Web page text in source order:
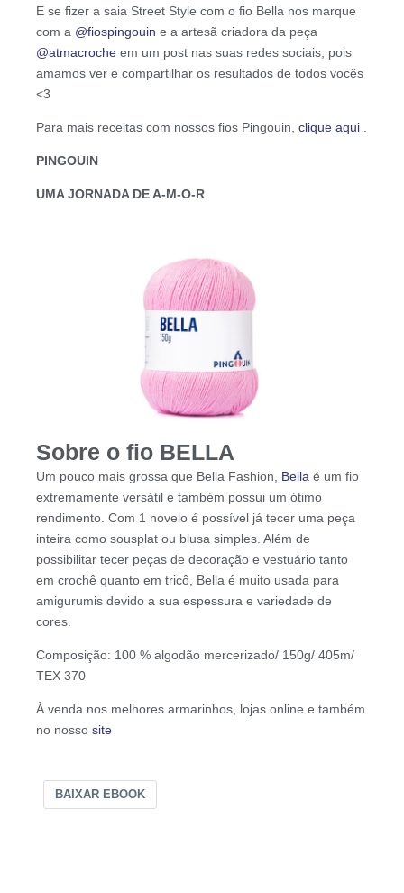
E se fizer a saia Street Style com o fio Bella nos marque
com a @fiospingouin e a artesã criadora da peça
@atmacroche em um post nas suas redes sociais, pois
amamos ver e compartilhar os resultados de todos vocês
<3
Para mais receitas com nossos fios Pingouin, clique aqui
PINGOUIN
UMA JORNADA DE A-M-O-R
Sobre o fio BELLA
Um pouco mais grossa que Bella Fashion, Bella é um fio
extremamente versátil e também possui um ótimo
rendimento. Com 1 novelo é possível já tecer uma peça
inteira como sousplat ou blusa simples. Além de
possibilitar tecer peças de decoração e vestuário tanto
em crochê quanto em tricô, Bella é muito usada para
amigurumis devido a sua espessura e variedade de
cores.
Composição: 100 % algodão mercerizado/ 150g/ 405m/
TEX 370
À venda nos melhores armarinhos, lojas online e também
no nosso site